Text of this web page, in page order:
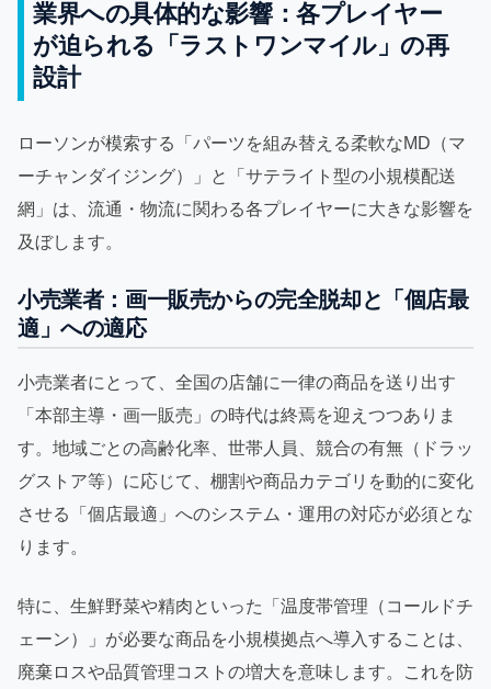
業界への具体的な影響：各プレイヤー
が迫られる「ラストワンマイル」の再
設計
ローソンが模索する「パーツを組み替える柔軟なMD（マ
ーチャンダイジング）」と「サテライト型の小規模配送
網」は、流通・物流に関わる各プレイヤーに大きな影響を
及ぼします。
小売業者：画一販売からの完全脱却と「個店最
適」への適応
小売業者にとって、全国の店舗に一律の商品を送り出す
「本部主導・画一販売」の時代は終焉を迎えつつありま
す。地域ごとの高齢化率、世帯人員、競合の有無（ドラッ
グストア等）に応じて、棚割や商品カテゴリを動的に変化
させる「個店最適」へのシステム・運用の対応が必須とな
ります。
特に、生鮮野菜や精肉といった「温度帯管理（コールドチ
ェーン）」が必要な商品を小規模拠点へ導入することは、
廃棄ロスや品質管理コストの増大を意味します。これを防